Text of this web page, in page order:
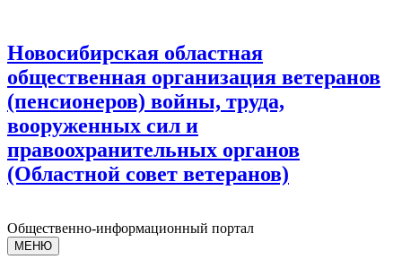
Новосибирская областная
общественная организация ветеранов
(пенсионеров) войны, труда,
вооруженных сил и
правоохранительных органов
(Областной совет ветеранов)
Общественно-информационный портал
МЕНЮ